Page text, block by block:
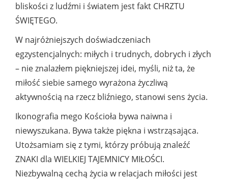
bliskości z ludźmi i światem jest fakt CHRZTU
ŚWIĘTEGO.
W najróżniejszych doświadczeniach
egzystencjalnych: miłych i trudnych, dobrych i złych
– nie znalazłem piękniejszej idei, myśli, niż ta, że
miłość siebie samego wyrażona życzliwą
aktywnością na rzecz bliźniego, stanowi sens życia.
Ikonografia mego Kościoła bywa naiwna i
niewyszukana. Bywa także piękna i wstrząsająca.
Utożsamiam się z tymi, którzy próbują znaleźć
ZNAKI dla WIELKIEJ TAJEMNICY MIŁOŚCI.
Niezbywalną cechą życia w relacjach miłości jest